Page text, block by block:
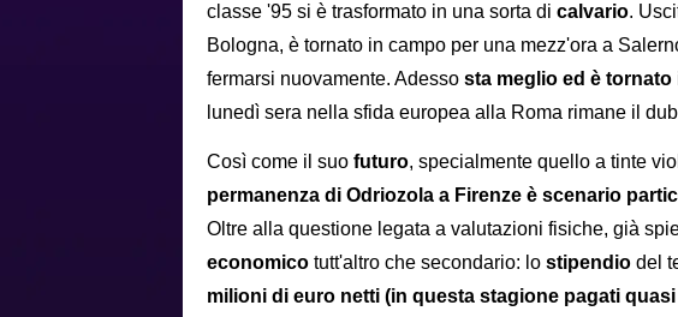
classe '95 si è trasformato in una sorta di calvario.
Bologna, è tornato in campo per una mezz'ora a
fermarsi nuovamente. Adesso sta meglio ed è
lunedì sera nella sfida europea alla Roma rimane il
Così come il suo futuro, specialmente quello a tinte
permanenza di Odriozola a Firenze è scenario
Oltre alla questione legata a valutazioni fisiche, già
economico tutt'altro che secondario: lo stipendio del
milioni di euro netti (in questa stagione pagati